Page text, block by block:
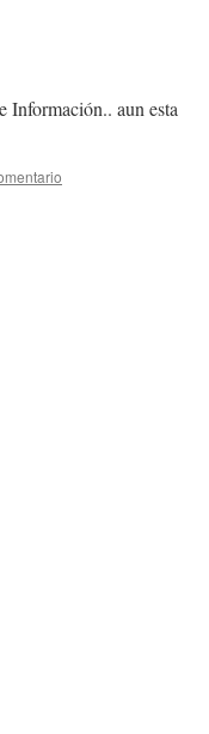
Información.. aun esta